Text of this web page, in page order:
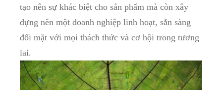
tạo⁤ nên sự khác biệt cho ‍sản⁣ phẩm mà còn xây
dựng nên một doanh nghiệp‍ linh hoạt, sẵn sàng‌
đối mặt với ⁤mọi thách ‌thức và ​cơ hội trong tương
lai.